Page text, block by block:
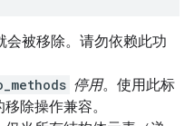
会被移除。请勿依赖此功
停用。使用此标
除操作兼容。